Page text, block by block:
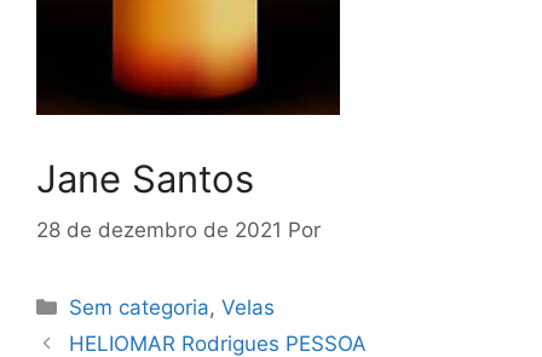
Jane Santos
28 de dezembro de 2021 Por
Sem categoria,Velas
HELIOMAR Rodrigues PESSOA